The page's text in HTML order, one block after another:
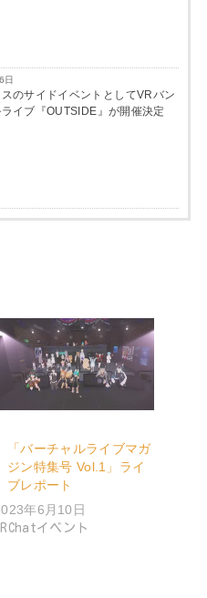
日
のサイドイベントとしてVRバン
ライブ『OUTSIDE』が開催決定
「バーチャルライブマガ
ジン特集号 Vol.1」ライ
ブレポート
年6月10日
イベント